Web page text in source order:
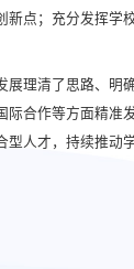
点；充分发挥学
展理清了思路、
合作等方面精
人才，持续推动